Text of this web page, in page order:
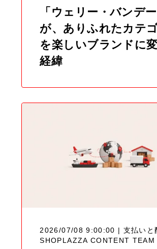
「ウェリー・バンデー
が、ありふれたカテ
を楽しいブランドに
経緯
2026/07/08 9:00:00 | 支払いと
SHOPLAZZA CONTENT TEAM